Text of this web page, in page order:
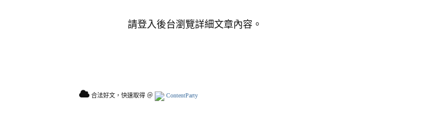
請登入後台瀏覽詳細文章內容。
合法好文，快速取得 ＠ ContentParty